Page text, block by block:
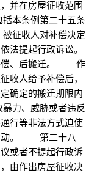
并在房屋征收范围
本条例第二十五条
征收人对补偿决定
法提起行政诉讼。
偿、后搬迁。 作
收人给予补偿后，
确定的搬迁期限内
力、威胁或者违反
行等非法方式迫使
动。 第二十八
或者不提起行政诉
由作出房屋征收决